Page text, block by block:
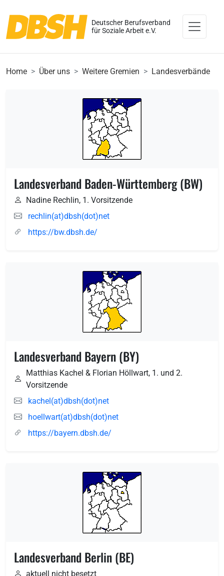
Deutscher Berufsverband
für Soziale Arbeit e.V.
Home Über uns Weitere Gremien Landesverbände
Landesverband Baden-Württemberg (BW)
Nadine Rechlin, 1. Vorsitzende
rechlin(at)dbsh(dot)net
https://bw.dbsh.de/
Landesverband Bayern (BY)
Matthias Kachel & Florian Höllwart, 1. und 2.
Vorsitzende
kachel(at)dbsh(dot)net
hoellwart(at)dbsh(dot)net
https://bayern.dbsh.de/
Landesverband Berlin (BE)
aktuell nicht besetzt